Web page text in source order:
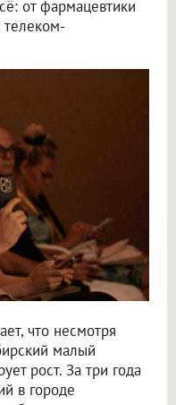
от фармацевтики
телеком-
что несмотря
малый
рост. За три года
в городе